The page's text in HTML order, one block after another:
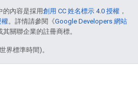
的內容是採用創用 CC 姓名標示 4.0 授權 ，
權。詳情請參閱《Google Developers 網站
關聯企業的註冊商標。
界標準時間)。